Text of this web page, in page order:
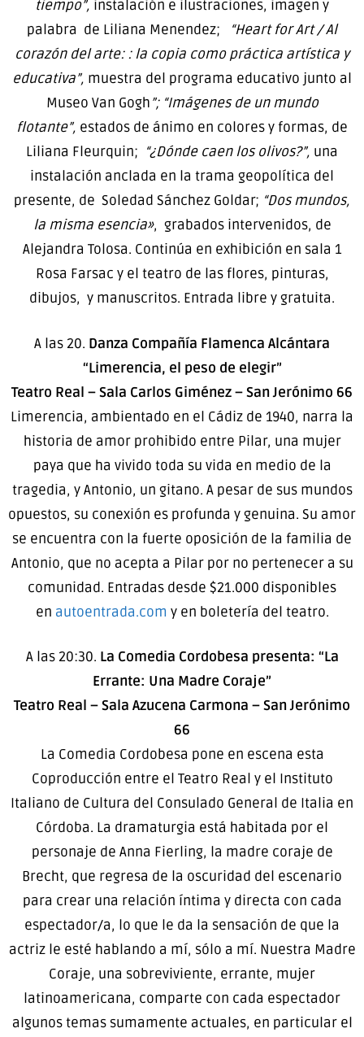
tiempo”, instalación e ilustraciones, imagen y
palabra de Liliana Menendez;
“Heart for Art / Al
corazón del arte: : la copia como práctica artística y
educativa”, muestra del programa educativo junto al
Museo Van Gogh”; “Imágenes de un mundo
flotante”, estados de ánimo en colores y formas, de
Liliana Fleurquin; “¿Dónde caen los olivos?”, una
instalación anclada en la trama geopolítica del
presente, de Soledad Sánchez Goldar; “Dos mundos,
la misma esencia», grabados intervenidos, de
Alejandra Tolosa. Continúa en exhibición en sala 1
Rosa Farsac y el teatro de las flores, pinturas,
dibujos, y manuscritos. Entrada libre y gratuita.
A las 20. Danza Compañía Flamenca Alcántara
“Limerencia, el peso de elegir”
Teatro Real – Sala Carlos Giménez – San Jerónimo 66
Limerencia, ambientado en el Cádiz de 1940, narra la
historia de amor prohibido entre Pilar, una mujer
paya que ha vivido toda su vida en medio de la
tragedia, y Antonio, un gitano. A pesar de sus mundos
opuestos, su conexión es profunda y genuina. Su amor
se encuentra con la fuerte oposición de la familia de
Antonio, que no acepta a Pilar por no pertenecer a su
comunidad. Entradas desde $21.000 disponibles
en autoentrada.com y en boletería del teatro.
A las 20:30. La Comedia Cordobesa presenta: “La
Errante: Una Madre Coraje”
Teatro Real – Sala Azucena Carmona – San Jerónimo
66
La Comedia Cordobesa pone en escena esta
Coproducción entre el Teatro Real y el Instituto
Italiano de Cultura del Consulado General de Italia en
Córdoba. La dramaturgia está habitada por el
personaje de Anna Fierling, la madre coraje de
Brecht, que regresa de la oscuridad del escenario
para crear una relación íntima y directa con cada
espectador/a, lo que le da la sensación de que la
actriz le esté hablando a mí, sólo a mí. Nuestra Madre
Coraje, una sobreviviente, errante, mujer
latinoamericana, comparte con cada espectador
algunos temas sumamente actuales, en particular el